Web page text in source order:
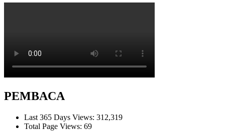
PEMBACA
Last 365 Days Views: 312,319
Total Page Views: 69